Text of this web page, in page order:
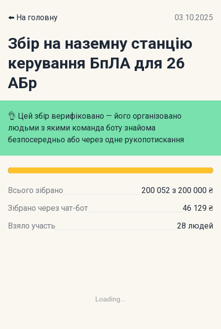
⬅️ На головну 03.10.2025
Збір на наземну станцію
керування БпЛА для 26
АБр
👌 Цей збір верифіковано — його організовано
людьми з якими команда боту знайома
безпосередньо або через одне рукопотискання
Всього зібрано
200 052 з 200 000 ₴
Зібрано через чат-бот
46 129 ₴
Взяло участь
28 людей
Loading...